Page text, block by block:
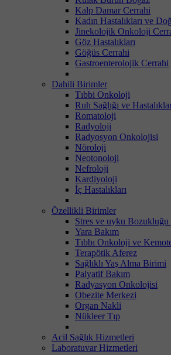
Kalp Damar Cerrahi
Kadın Hastalıkları ve
Jinekolojik Onkoloji
Göz Hastalıkları
Göğüs Cerrahi
Gastroenterolojik Cerrahi
Dahili Birimler
Tıbbi Onkoloji
Ruh Sağlığı ve
Romatoloji
Radyoloji
Radyosyon Onkolojisi
Nöroloji
Neotonoloji
Nefroloji
Kardiyoloji
İç Hastalıkları
Özellikli Birimler
Stres ve uyku
Yara Bakım
Tıbbı Onkoloji ve
Terapötik Aferez
Sağlıklı Yaş Alma Birimi
Palyatif Bakım
Radyasyon Onkolojisi
Obezite Merkezi
Organ Nakli
Nükleer Tıp
Acil Sağlık Hizmetleri
Laboratuvar Hizmetleri